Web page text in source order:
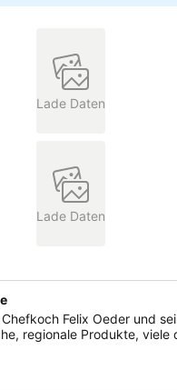
Lade Daten
Lade Daten
Felix Oeder und
regionale Produkte, viele